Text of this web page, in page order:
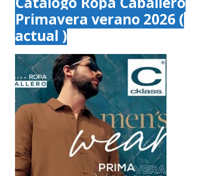
Primavera verano 2026 (
actual )